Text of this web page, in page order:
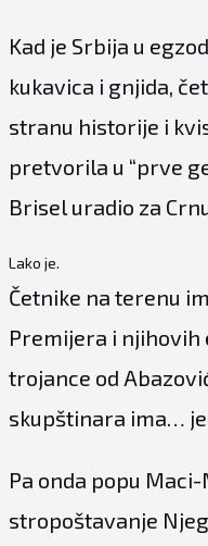
Kad je Srbija u
kukavica i gnjida,
stranu historije i
pretvorila u “prve
Brisel uradio za
Lako je.
Četnike na terenu
Premijera i njihovih
trojance od
skupštinara ima…
Pa onda popu
stropoštavanje